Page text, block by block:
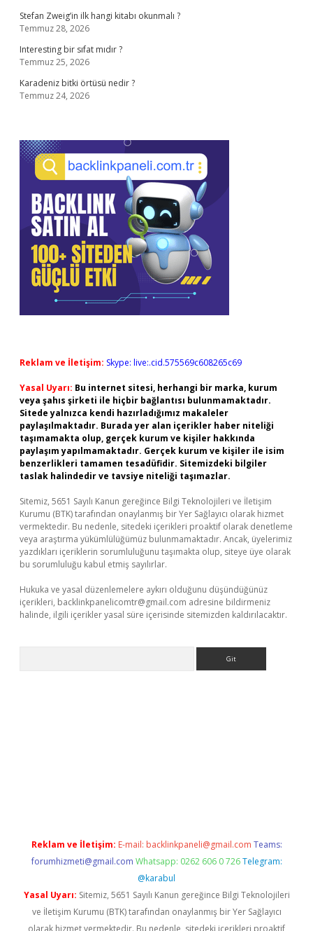
Stefan Zweig’in ilk hangi kitabı okunmalı ?
Temmuz 28, 2026
Interesting bir sıfat mıdır ?
Temmuz 25, 2026
Karadeniz bitki örtüsü nedir ?
Temmuz 24, 2026
Reklam ve İletişim: Skype: live:.cid.575569c608265c69
Yasal Uyarı: Bu internet sitesi, herhangi bir marka, kurum
veya şahıs şirketi ile hiçbir bağlantısı bulunmamaktadır.
Sitede yalnızca kendi hazırladığımız makaleler
paylaşılmaktadır. Burada yer alan içerikler haber niteliği
taşımamakta olup, gerçek kurum ve kişiler hakkında
paylaşım yapılmamaktadır. Gerçek kurum ve kişiler ile isim
benzerlikleri tamamen tesadüfidir. Sitemizdeki bilgiler
taslak halindedir ve tavsiye niteliği taşımazlar.
Sitemiz, 5651 Sayılı Kanun gereğince Bilgi Teknolojileri ve İletişim
Kurumu (BTK) tarafından onaylanmış bir Yer Sağlayıcı olarak hizmet
vermektedir. Bu nedenle, sitedeki içerikleri proaktif olarak denetleme
veya araştırma yükümlülüğümüz bulunmamaktadır. Ancak, üyelerimiz
yazdıkları içeriklerin sorumluluğunu taşımakta olup, siteye üye olarak
bu sorumluluğu kabul etmiş sayılırlar.
Hukuka ve yasal düzenlemelere aykırı olduğunu düşündüğünüz
içerikleri, backlinkpanelicomtr@gmail.com adresine bildirmeniz
halinde, ilgili içerikler yasal süre içerisinde sitemizden kaldırılacaktır.
Reklam ve İletişim: E-mail: backlinkpaneli@gmail.com Teams:
forumhizmeti@gmail.com Whatsapp: 0262 606 0 726 Telegram:
@karabul
Yasal Uyarı: Sitemiz, 5651 Sayılı Kanun gereğince Bilgi Teknolojileri
ve İletişim Kurumu (BTK) tarafından onaylanmış bir Yer Sağlayıcı
olarak hizmet vermektedir. Bu nedenle, sitedeki içerikleri proaktif